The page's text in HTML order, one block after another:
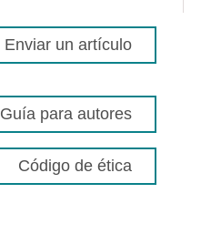
Enviar un artículo
Guía para autores
Código de ética